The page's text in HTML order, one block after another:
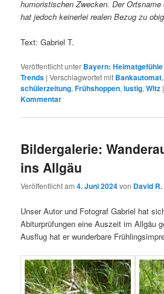
humoristischen Zwecken. Der
hat jedoch keinerlei realen Bezug zu
Text: Gabriel T.
Veröffentlicht unter Bayern:
Trends |Verschlagwortet mit Bankautomat
schülerzeitung,Frühshoppen,lustig,Witz
Kommentar
Bildergalerie:
ins Allgäu
Veröffentlicht am4. Juni 2024von David R.
Unser Autor und Fotograf Gabriel hat
Abiturprüfungen eine Auszeit im Allgäu
Ausflug hat er wunderbare